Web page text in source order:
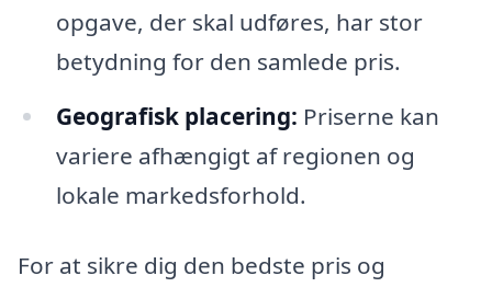
opgave, der skal udføres, har stor
betydning for den samlede pris.
Geografisk placering: Priserne kan
variere afhængigt af regionen og
lokale markedsforhold.
For at sikre dig den bedste pris og